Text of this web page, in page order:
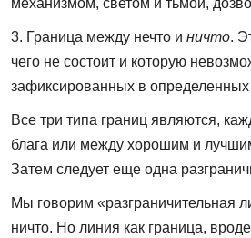
механизмом, светом и тьмой,
3. Граница между нечто и ничто.
чего не состоит и которую
зафиксированных в
Все три типа границ являются,
блага или между хорошим и
Затем следует еще одна
Мы говорим «разграничительная
ничто. Но линия как граница,